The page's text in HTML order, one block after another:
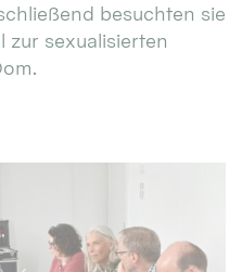
besuchten sie
zur sexualisierten